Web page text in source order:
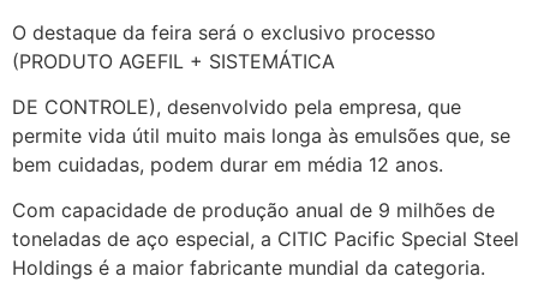
O destaque da feira será o exclusivo processo
(PRODUTO AGEFIL + SISTEMÁTICA
DE CONTROLE), desenvolvido pela empresa, que
permite vida útil muito mais longa às emulsões que, se
bem cuidadas, podem durar em média 12 anos.
Com capacidade de produção anual de 9 milhões de
toneladas de aço especial, a CITIC Pacific Special Steel
Holdings é a maior fabricante mundial da categoria.